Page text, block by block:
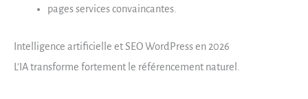
pages services convaincantes.
Intelligence artificielle et SEO WordPress en 2026
L’IA transforme fortement le référencement naturel.